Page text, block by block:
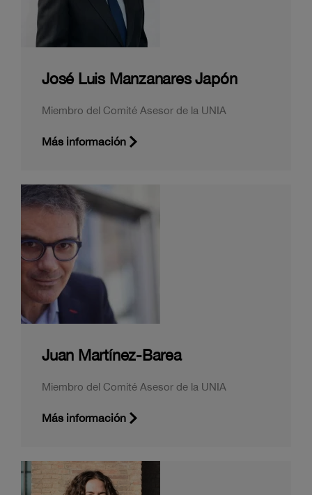
José Luis Manzanares Japón
Miembro del Comité Asesor de la UNIA
Más información
Juan Martínez-Barea
Miembro del Comité Asesor de la UNIA
Más información